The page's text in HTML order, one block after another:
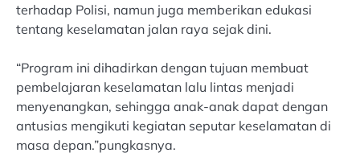
terhadap Polisi, namun juga memberikan edukasi
tentang keselamatan jalan raya sejak dini.
“Program ini dihadirkan dengan tujuan membuat
pembelajaran keselamatan lalu lintas menjadi
menyenangkan, sehingga anak-anak dapat dengan
antusias mengikuti kegiatan seputar keselamatan di
masa depan.”pungkasnya.